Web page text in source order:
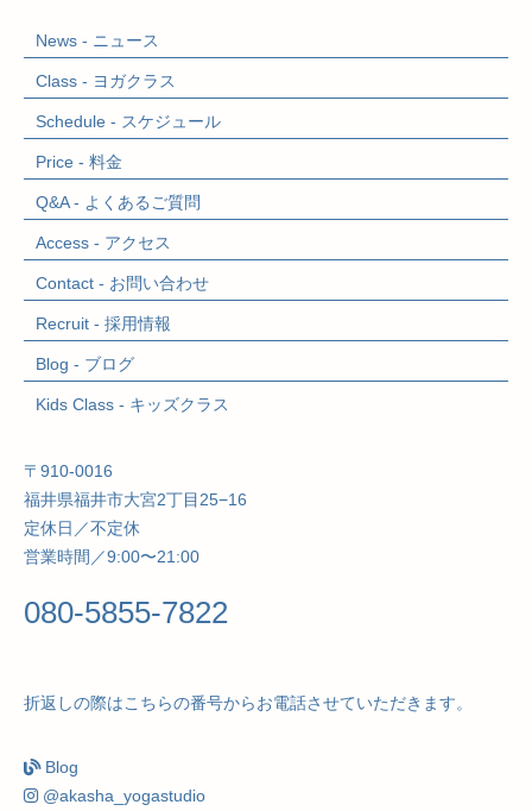
News - ニュース
Class - ヨガクラス
Schedule - スケジュール
Price - 料金
Q&A - よくあるご質問
Access - アクセス
Contact - お問い合わせ
Recruit - 採用情報
Blog - ブログ
Kids Class - キッズクラス
〒910-0016
福井県福井市大宮2丁目25−16
定休日／不定休
営業時間／9:00〜21:00
080-5855-7822
折返しの際はこちらの番号からお電話させていただきます。
Blog
@akasha_yogastudio